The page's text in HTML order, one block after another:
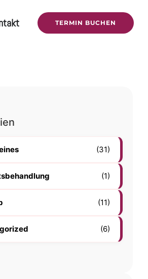
TERMIN BUCHEN
(31)
(1)
(11)
(6)